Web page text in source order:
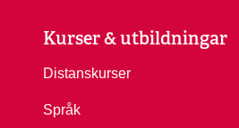
Kurser & utbildningar
Distanskurser
Språk